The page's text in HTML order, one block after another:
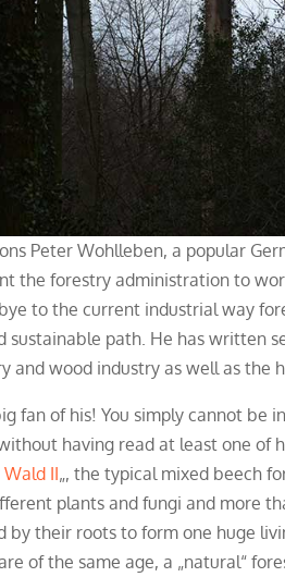
Peter Wohlleben, a popular
the forestry administration to
to the current industrial way
sustainable path. He has written
and wood industry as well as the
fan of his! You simply cannot be
having read at least one of
Wald II„, the typical mixed beech
plants and fungi and more
by their roots to form one huge
of the same age, a „natural“